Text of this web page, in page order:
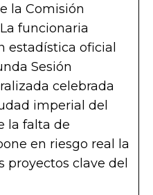
la Comisión
funcionaria
estadística oficial
Sesión
celebrada
imperial del
la falta de
en riesgo real la
proyectos clave del